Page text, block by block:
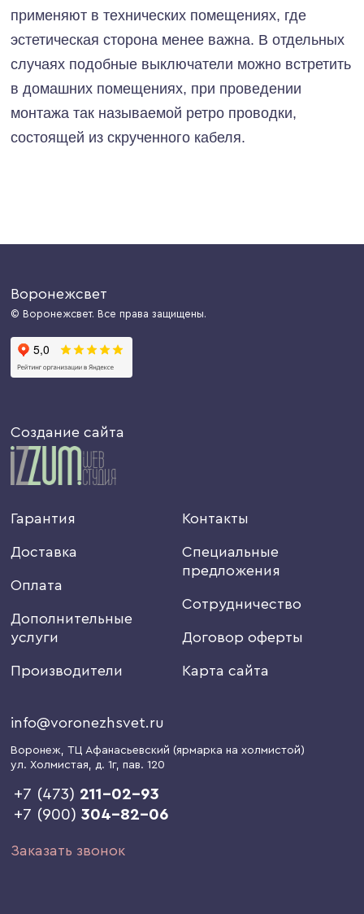
применяют в технических помещениях, где
эстетическая сторона менее важна. В отдельных
случаях подобные выключатели можно встретить
в домашних помещениях, при проведении
монтажа так называемой ретро проводки,
состоящей из скрученного кабеля.
Воронежсвет
© Воронежсвет. Все права защищены.
Создание сайта
Гарантия
Доставка
Оплата
Дополнительные
услуги
Производители
Контакты
Специальные
предложения
Сотрудничество
Договор оферты
Карта сайта
info@voronezhsvet.ru
Воронеж
, ТЦ Афанасьевский (ярмарка на холмистой)
ул. Холмистая, д. 1г, пав. 120
+7 (473) 211-02-93
+7 (900)304-82-06
Заказать звонок